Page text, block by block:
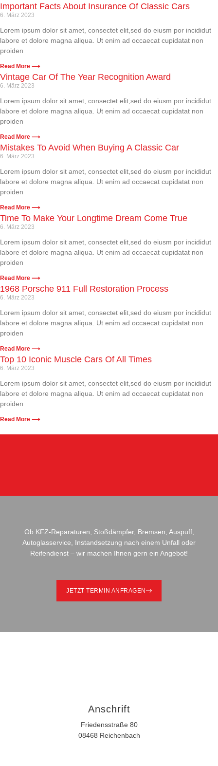
Important Facts About Insurance Of Classic Cars
6. März 2023
Lorem ipsum dolor sit amet, consectet elit,sed do eiusm por incididut
labore et dolore magna aliqua. Ut enim ad occaecat cupidatat non
proiden
Read More ⟶
Vintage Car Of The Year Recognition Award
6. März 2023
Lorem ipsum dolor sit amet, consectet elit,sed do eiusm por incididut
labore et dolore magna aliqua. Ut enim ad occaecat cupidatat non
proiden
Read More ⟶
Mistakes To Avoid When Buying A Classic Car
6. März 2023
Lorem ipsum dolor sit amet, consectet elit,sed do eiusm por incididut
labore et dolore magna aliqua. Ut enim ad occaecat cupidatat non
proiden
Read More ⟶
Time To Make Your Longtime Dream Come True
6. März 2023
Lorem ipsum dolor sit amet, consectet elit,sed do eiusm por incididut
labore et dolore magna aliqua. Ut enim ad occaecat cupidatat non
proiden
Read More ⟶
1968 Porsche 911 Full Restoration Process
6. März 2023
Lorem ipsum dolor sit amet, consectet elit,sed do eiusm por incididut
labore et dolore magna aliqua. Ut enim ad occaecat cupidatat non
proiden
Read More ⟶
Top 10 Iconic Muscle Cars Of All Times
6. März 2023
Lorem ipsum dolor sit amet, consectet elit,sed do eiusm por incididut
labore et dolore magna aliqua. Ut enim ad occaecat cupidatat non
proiden
Read More ⟶
Ob KFZ-Reparaturen, Stoßdämpfer, Bremsen, Auspuff,
Autoglasservice, Instandsetzung nach einem Unfall oder
Reifendienst – wir machen Ihnen gern ein Angebot!
JETZT TERMIN ANFRAGEN
Anschrift
Friedensstraße 80
08468 Reichenbach